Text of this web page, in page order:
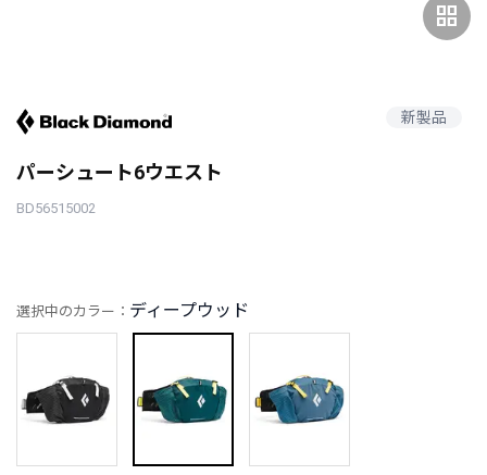
grid_view
新製品
パーシュート6ウエスト
BD56515002
選択中のカラー： ディープウッド